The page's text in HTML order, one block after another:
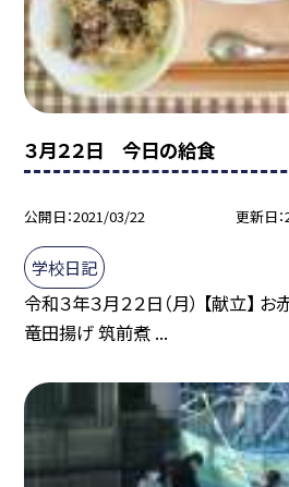
３月２２日 今日の給食
公開日 2021/03/22 更新日
学校日記
令和３年３月２２日（月） 【献立】
竜田揚げ 筑前煮 ...